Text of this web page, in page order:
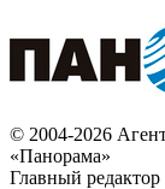
© 2004-2026
«Панорама»
Главный